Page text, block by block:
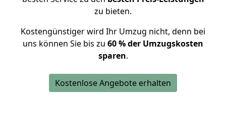
zu bieten.
Kostengünstiger wird Ihr Umzug nicht, denn bei
uns können Sie bis zu 60 % der Umzugskosten
sparen.
Kostenlose Angebote erhalten